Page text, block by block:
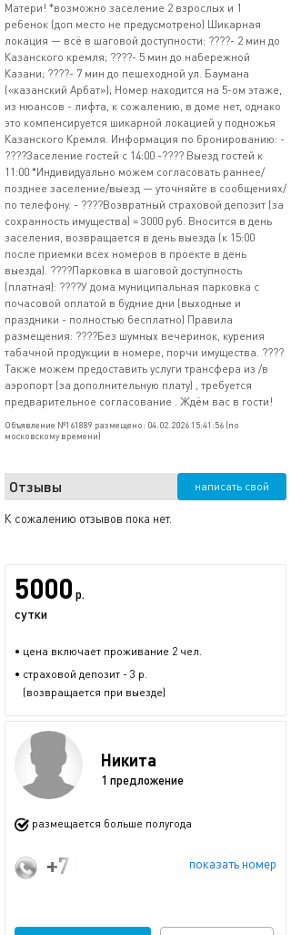
Матери! *возможно заселение 2 взрослых и 1
ребенок (доп место не предусмотрено) Шикарная
локация — всё в шаговой доступности: ????- 2 мин до
Казанского кремля; ????️- 5 мин до набережной
Казани; ????️- 7 мин до пешеходной ул. Баумана
(«казанский Арбат»); Номер находится на 5-ом этаже,
из нюансов - лифта, к сожалению, в доме нет, однако
это компенсируется шикарной локацией у подножья
Казанского Кремля. Информация по бронированию: -
????Заселение гостей с 14:00 -???? Выезд гостей к
11:00 *Индивидуально можем согласовать раннее/
позднее заселение/выезд — уточняйте в сообщениях/
по телефону. - ????Возвратный страховой депозит (за
сохранность имущества) = 3000 руб. Вносится в день
заселения, возвращается в день выезда (к 15:00
после приемки всех номеров в проекте в день
выезда). ????️Парковка в шаговой доступность
(платная): ????️У дома муниципальная парковка с
почасовой оплатой в будние дни (выходные и
праздники - полностью бесплатно) Правила
размещения: ????Без шумных вечеринок, курения
табачной продукции в номере, порчи имущества. ????
Также можем предоставить услуги трансфера из /в
аэропорт (за дополнительную плату) , требуется
предварительное согласование . Ждём вас в гости!
Объявление №161889 размещено: 04.02.2026 15:41:56 (по
московскому времени)
Отзывы написать свой
К сожалению отзывов пока нет.
5000 р.
сутки
• цена включает проживание 2 чел.
• страховой депозит - 3 р.
(возвращается при выезде)
Никита
1 предложение
размещается больше полугода
показать номер
+7 (965) 605-28-28